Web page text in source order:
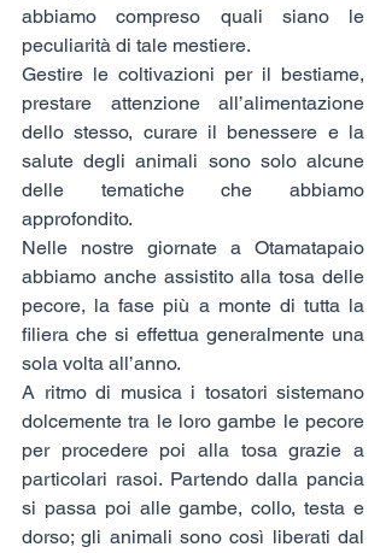
abbiamo compreso quali siano le
peculiarità di tale mestiere.
Gestire le coltivazioni per il bestiame,
prestare attenzione all’alimentazione
dello stesso, curare il benessere e la
salute degli animali sono solo alcune
delle tematiche che abbiamo
approfondito.
Nelle nostre giornate a Otamatapaio
abbiamo anche assistito alla tosa delle
pecore, la fase più a monte di tutta la
filiera che si effettua generalmente una
sola volta all’anno.
A ritmo di musica i tosatori sistemano
dolcemente tra le loro gambe le pecore
per procedere poi alla tosa grazie a
particolari rasoi. Partendo dalla pancia
si passa poi alle gambe, collo, testa e
dorso; gli animali sono così liberati dal